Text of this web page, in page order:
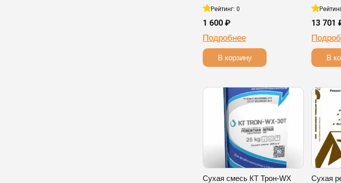
Рейтинг: 0
1 600 ₽
Подробнее
В корзину
13 701
В
Сухая смесь КТ Трон-WX
Сухая